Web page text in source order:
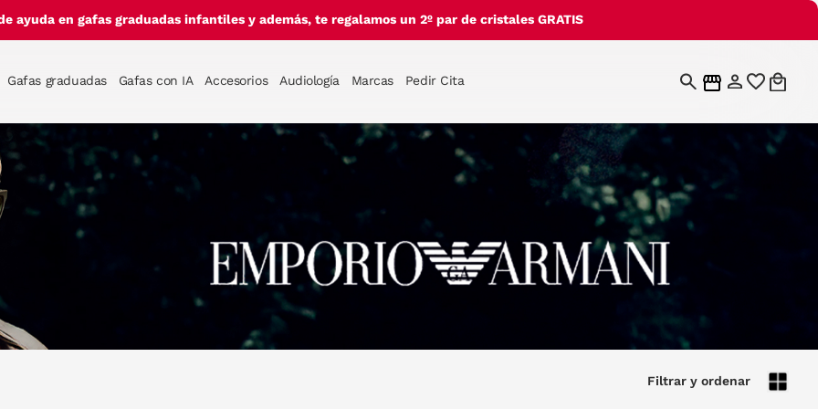
ayuda en gafas graduadas infantiles y además, te regalamos un 2º par de cristales GRATIS
Gafas graduadas Gafas con IA Accesorios Audiología Marcas Pedir Cita
Filtrar y ordenar